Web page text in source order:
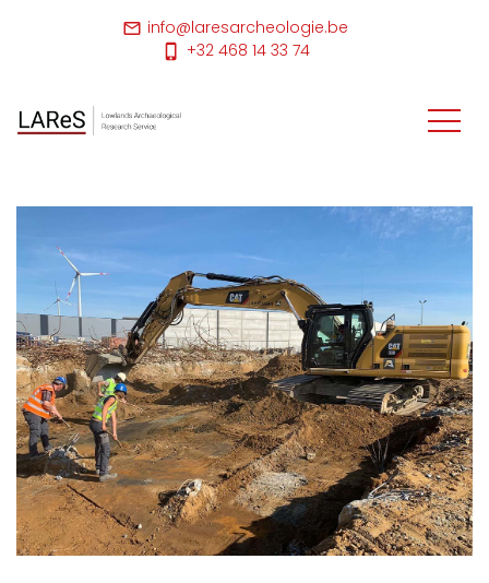
info@laresarcheologie.be
+32 468 14 33 74